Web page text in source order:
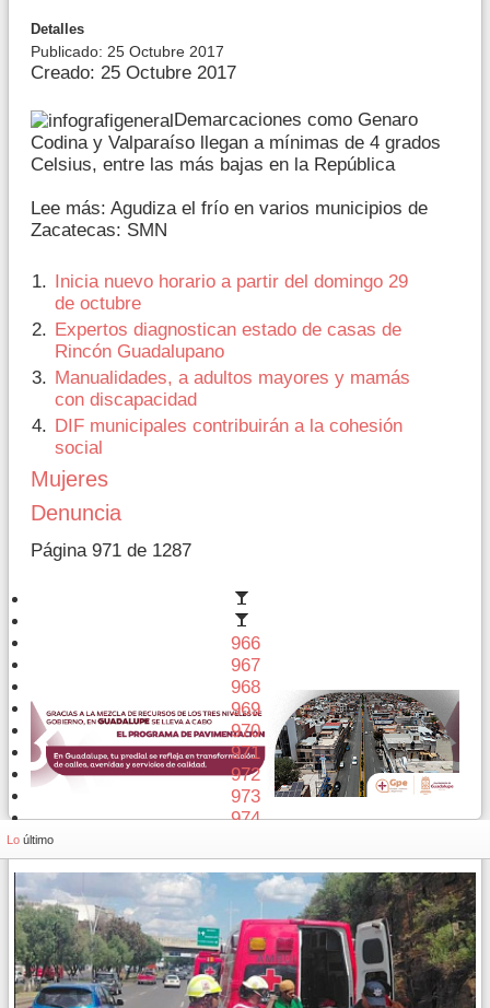
Detalles
Publicado: 25 Octubre 2017
Creado: 25 Octubre 2017
Demarcaciones como Genaro
Codina y Valparaíso llegan a mínimas de 4 grados
Celsius, entre las más bajas en la República
Lee más: Agudiza el frío en varios municipios de
Zacatecas: SMN
Inicia nuevo horario a partir del domingo 29
de octubre
Expertos diagnostican estado de casas de
Rincón Guadalupano
Manualidades, a adultos mayores y mamás
con discapacidad
DIF municipales contribuirán a la cohesión
social
Mujeres
Denuncia
Página 971 de 1287
966
967
968
969
970
971
972
973
974
Lo último